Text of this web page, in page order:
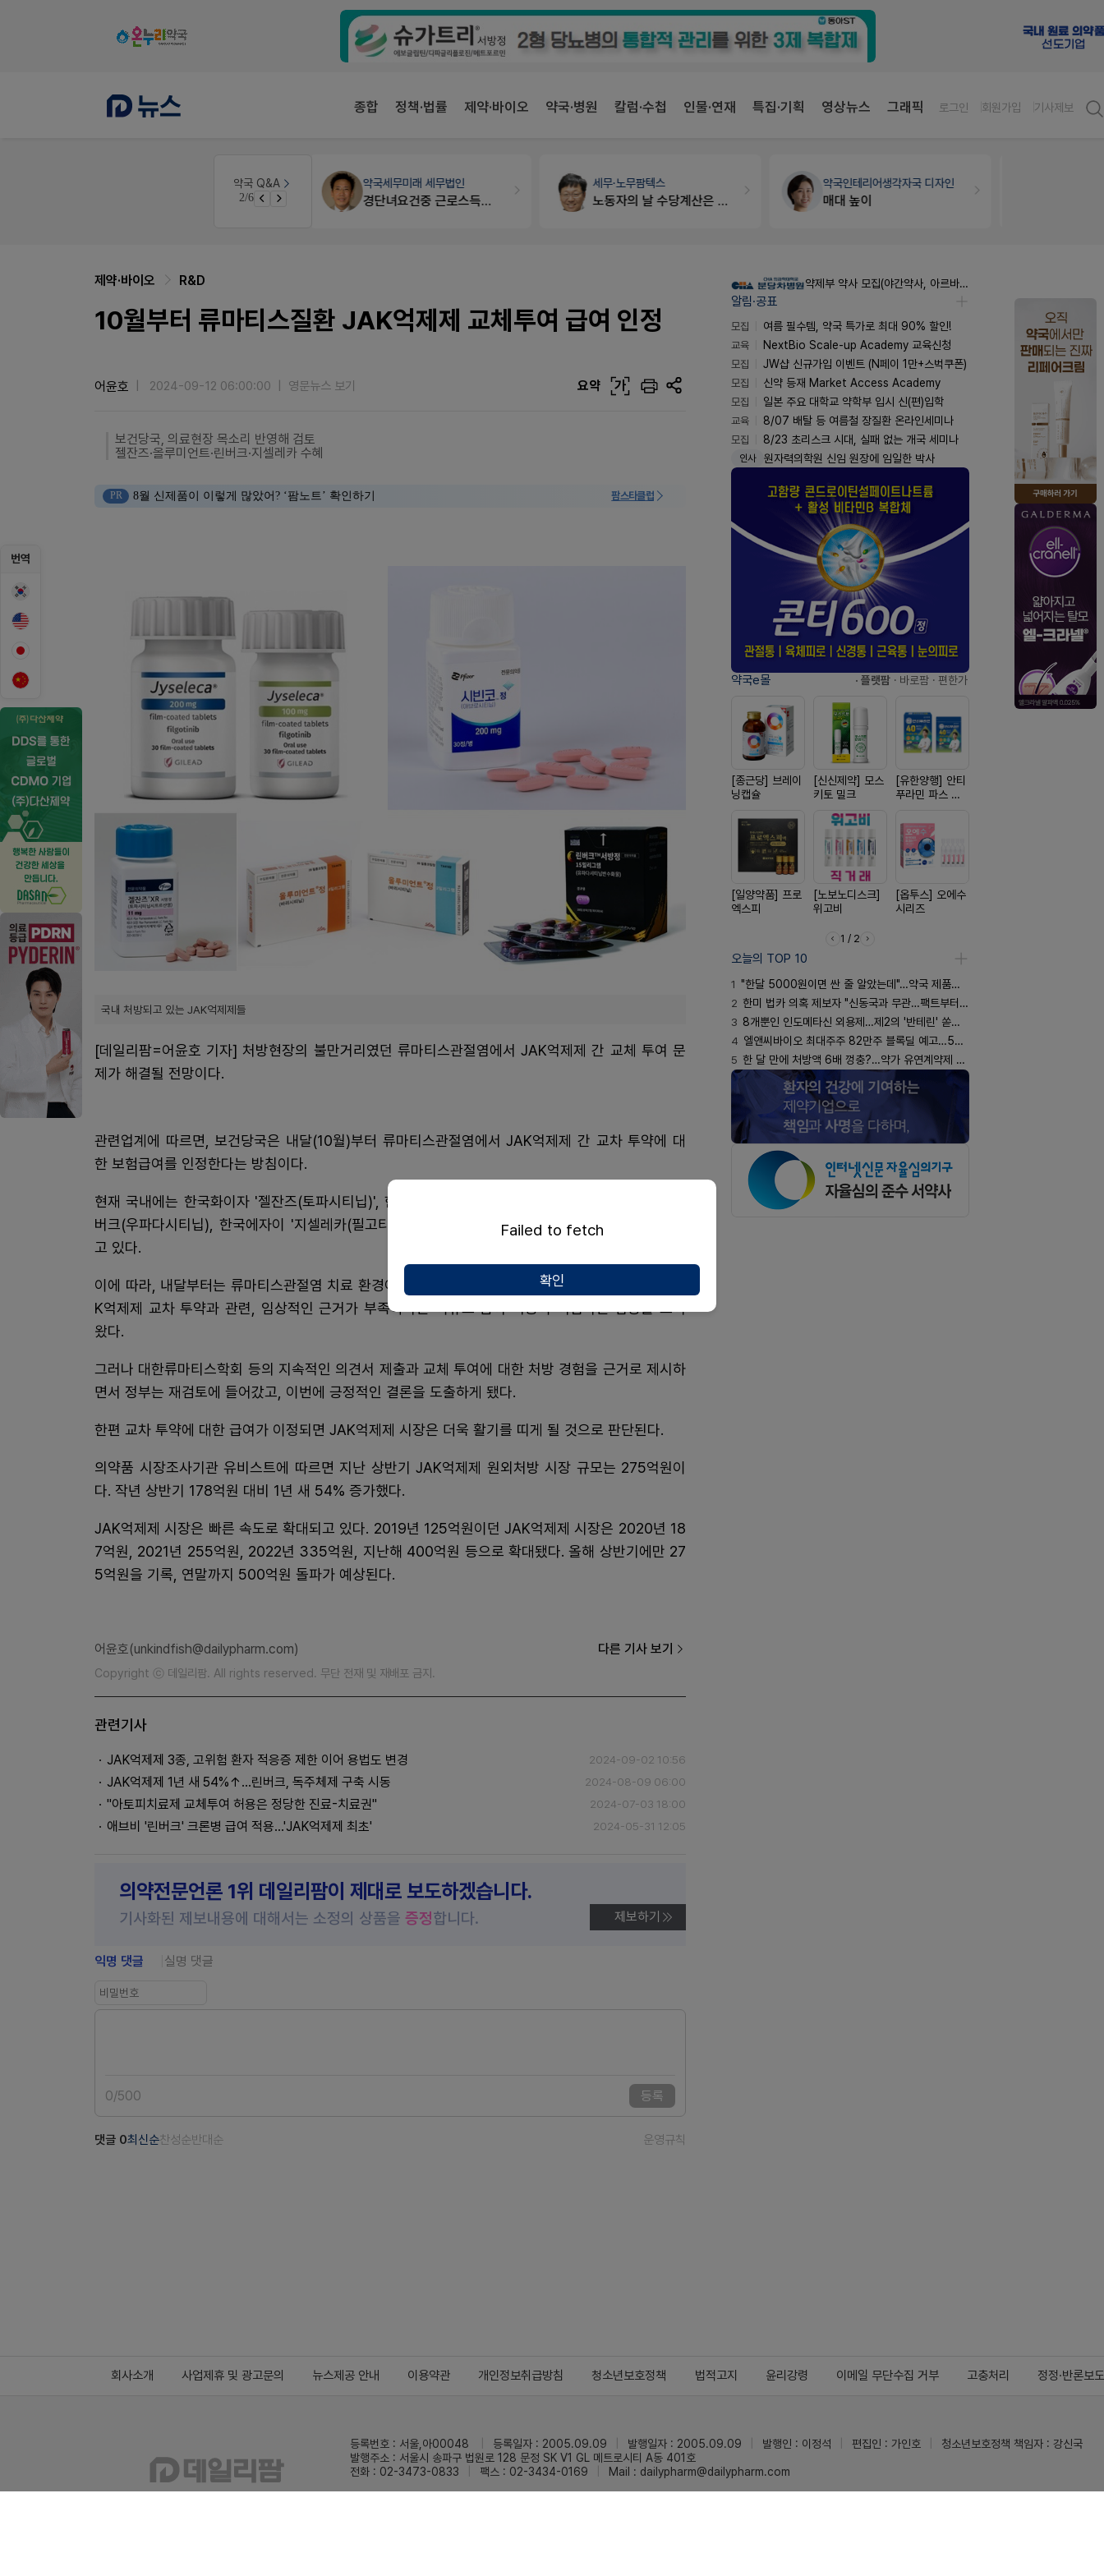
종합 정책·법률 제약·바이오 약국·병원 칼럼·수첩 인물·연재 특집·기획 영상뉴스 그래픽 로그인 회원가입 기사제보
약국 Q&A
3/6
경단녀요건중 근로스득원천징수액
세무·노무팜텍스
노동자의 날 수당계산은 어떻게 되나요
약국인테리어생각자국 디자인
매대 높이
약국대출메디라이프
번역
제약·바이오 R&D
10월부터 류마티스질환 JAK억제제 교체투여 급여 인정
어윤호 2024-09-12 06:00:00 영문뉴스 보기 요약 가
보건당국, 의료현장 목소리 반영해 검토
젤잔즈·올루미언트·린버크·지셀레카 수혜
PR 8월 신제품이 이렇게 많았어? ‘팜노트’ 확인하기 팜스타클럽
국내 처방되고 있는 JAK억제제들
[데일리팜=어윤호 기자] 처방현장의 불만거리였던 류마티스관절염에서 JAK억제제 간 교체 투여 문
제가 해결될 전망이다.
관련업계에 따르면, 보건당국은 내달(10월)부터 류마티스관절염에서 JAK억제제 간 교차 투약에 대
한 보험급여를 인정한다는 방침이다.
현재 국내에는 한국화이자 '젤잔즈(토파시티닙)', 한국릴리 '올루미언트(바리시티닙)', 한국애브비 '린
버크(우파다시티닙), 한국에자이 '지셀레카(필고티닙)' 등 4종의 약제가 류마티스관절염에서 처방되
고 있다.
이에 따라, 내달부터는 류마티스관절염 치료 환경이 적잖게 개선될 것으로 예상된다. 정부는 그간 JA
K억제제 교차 투약과 관련, 임상적인 근거가 부족하다는 이유로 급여 적용이 어렵다는 입장을 보여
왔다.
그러나 대한류마티스학회 등의 지속적인 의견서 제출과 교체 투여에 대한 처방 경험을 근거로 제시하
면서 정부는 재검토에 들어갔고, 이번에 긍정적인 결론을 도출하게 됐다.
한편 교차 투약에 대한 급여가 이정되면 JAK억제제 시장은 더욱 활기를 띠게 될 것으로 판단된다.
의약품 시장조사기관 유비스트에 따르면 지난 상반기 JAK억제제 원외처방 시장 규모는 275억원이
다. 작년 상반기 178억원 대비 1년 새 54% 증가했다.
JAK억제제 시장은 빠른 속도로 확대되고 있다. 2019년 125억원이던 JAK억제제 시장은 2020년 18
7억원, 2021년 255억원, 2022년 335억원, 지난해 400억원 등으로 확대됐다. 올해 상반기에만 27
5억원을 기록, 연말까지 500억원 돌파가 예상된다.
어윤호(unkindfish@dailypharm.com) 다른 기사 보기
Copyright ⓒ 데일리팜. All rights reserved. 무단 전재 및 재배포 금지.
관련기사
JAK억제제 3종, 고위험 환자 적응증 제한 이어 용법도 변경 2024-09-02 10:56
JAK억제제 1년 새 54%↑…린버크, 독주체제 구축 시동 2024-08-09 06:00
"아토피치료제 교체투여 허용은 정당한 진료-치료권" 2024-07-03 18:00
애브비 '린버크' 크론병 급여 적용…'JAK억제제 최초' 2024-05-31 12:05
의약전문언론 1위 데일리팜이 제대로 보도하겠습니다.
기사화된 제보내용에 대해서는 소정의 상품을 증정합니다. 제보하기
익명 댓글 실명 댓글
0/500 등록
댓글 0최신순찬성순반대순 운영규칙
약제부 약사 모집(야간약사, 아르바이트약사)
알림·공표
모집
여름 필수템, 약국 특가로 최대 90% 할인!
교육
NextBio Scale-up Academy 교육신청
모집
JW샵 신규가입 이벤트 (N페이 1만+스벅쿠폰)
모집
신약 등재 Market Access Academy
모집
일본 주요 대학교 약학부 입시 신(편)입학
교육
8/07 배탈 등 여름철 장질환 온라인세미나
모집
8/23 초리스크 시대, 실패 없는 개국 세미나
인사 원자력의학원 신임 원장에 임일한 박사
약국e몰 · 플랫팜 · 바로팜 · 편한가
[종근당] 브레이
닝캡슐
[신신제약] 모스
키토 밀크
[유한양행] 안티
푸라민 파스 시
[일양약품] 프로
엑스피
[노보노디스크]
위고비
[옵투스] 오에수
시리즈
1 / 2
오늘의 TOP 10
1 "한달 5000원이면 싼 줄 알았는데"…약국 제품과 비교해보니
2 한미 법카 의혹 제보자 "신동국과 무관…팩트부터 따져야"
3 8개뿐인 인도메타신 외용제…제2의 '반테린' 쏟아지나
4 엘앤씨바이오 최대주주 82만주 블록딜 예고…500억 규모
5 한 달 만에 처방액 6배 껑충?…약가 유연계약제 착시효과
회사소개 사업제휴 및 광고문의 뉴스제공 안내 이용약관 개인정보취급방침 청소년보호정책 법적고지 윤리강령 이메일 무단수집 거부 고충처리 정정·반론보도
등록번호 : 서울,아00048 등록일자 : 2005.09.09 발행일자 : 2005.09.09 발행인 : 이정석 편집인 : 가인호
청소년보호정책 책임자 : 강신국
발행주소 : 서울시 송파구 법원로 128 문정 SK V1 GL 메트로시티 A동 401호
전화 : 02-3473-0833
팩스 : 02-3434-0169 Mail : dailypharm@dailypharm.com
Failed to fetch
확인